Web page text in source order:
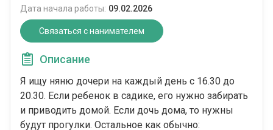
Дата начала работы: 09.02.2026
Связаться с нанимателем
Описание
Я ищу няню дочери на каждый день с 16.30 до
20.30. Если ребенок в садике, его нужно забирать
и приводить домой. Если дочь дома, то нужны
будут прогулки. Остальное как обычно: